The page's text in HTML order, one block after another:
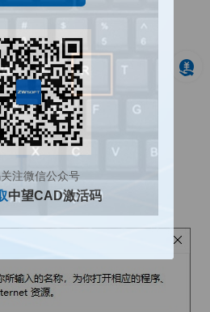
注微信公众号
中望CAD激活码